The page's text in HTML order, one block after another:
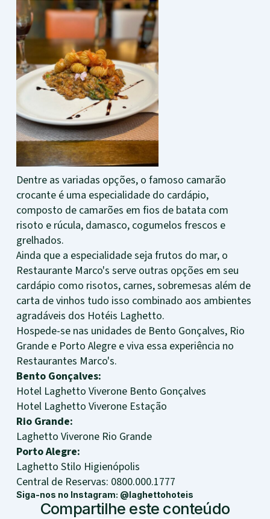
Dentre as variadas opções, o famoso camarão
crocante é uma especialidade do cardápio,
composto de camarões em fios de batata com
risoto e rúcula, damasco, cogumelos frescos e
grelhados.
Ainda que a especialidade seja frutos do mar, o
Restaurante Marco's serve outras opções em seu
cardápio como risotos, carnes, sobremesas além de
carta de vinhos tudo isso combinado aos ambientes
agradáveis dos Hotéis Laghetto.
Hospede-se nas unidades de Bento Gonçalves, Rio
Grande e Porto Alegre e viva essa experiência no
Restaurantes Marco's.
Bento Gonçalves:
Hotel Laghetto Viverone Bento Gonçalves
Hotel Laghetto Viverone Estação
Rio Grande:
Laghetto Viverone Rio Grande
Porto Alegre:
Laghetto Stilo Higienópolis
Central de Reservas: 0800.000.1777
Siga-nos no Instagram: @laghettohoteis
Compartilhe este conteúdo